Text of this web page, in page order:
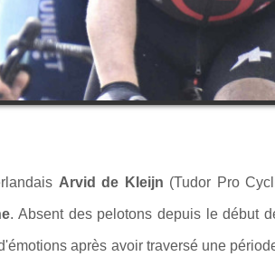
Arvid de Kleijn (Tudor Pro
. Absent des pelotons depuis le début
après avoir traversé une